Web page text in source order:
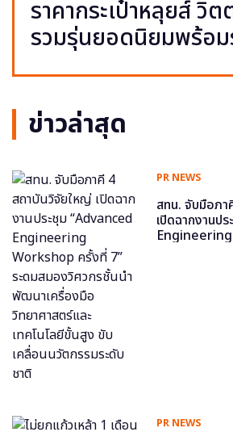
ราคากระเป๋าหลุยส์ วิ
รวมรุ่นยอดนิยมพร้อม
ข่าวล่าสุด
PR NEWS
สทน. จับมือภ
เปิดฉากงานป
PR NEWS